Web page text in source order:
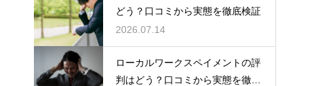
どう？口コミから実態を徹底検証
2026.07.14
ローカルワークスペイメントの評
判はどう？口コミから実態を徹底